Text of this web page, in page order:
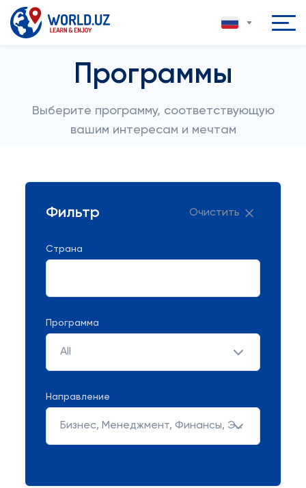
Программы
Выберите программу, соответствующую
вашим интересам и мечтам
Фильтр Очистить
Страна
Программа
All
Направление
Бизнес, Менеджмент, Финансы, Экономика и Право